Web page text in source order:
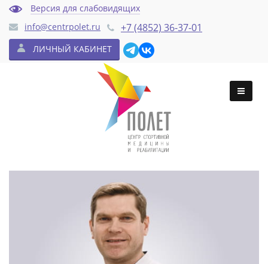
Версия для слабовидящих
info@centrpolet.ru
+7 (4852) 36-37-01
ЛИЧНЫЙ КАБИНЕТ